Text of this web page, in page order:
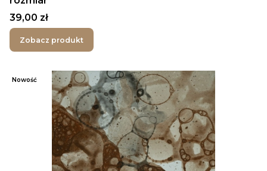
Cena
39,00 zł
Zobacz produkt
Nowość